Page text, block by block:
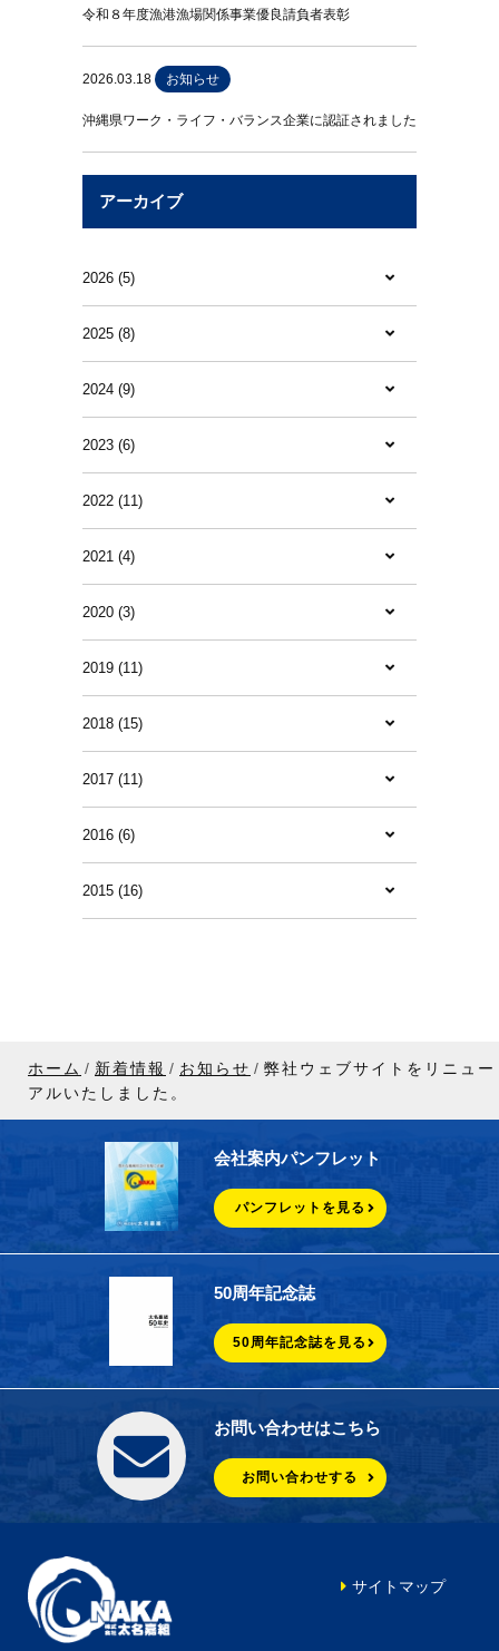
令和８年度漁港漁場関係事業優良請負者表彰
2026.03.18 お知らせ
沖縄県ワーク・ライフ・バランス企業に認証されました
アーカイブ
2026 (5)
2025 (8)
2024 (9)
2023 (6)
2022 (11)
2021 (4)
2020 (3)
2019 (11)
2018 (15)
2017 (11)
2016 (6)
2015 (16)
ホーム 新着情報 お知らせ
弊社ウェブサイトをリニュー
アルいたしました。
会社案内パンフレット
パンフレットを見る
50周年記念誌
50周年記念誌を見る
お問い合わせはこちら
お問い合わせする
サイトマップ